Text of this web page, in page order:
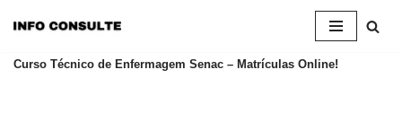
para
Curso Técnico de Enfermagem Senac – Matrículas Online!